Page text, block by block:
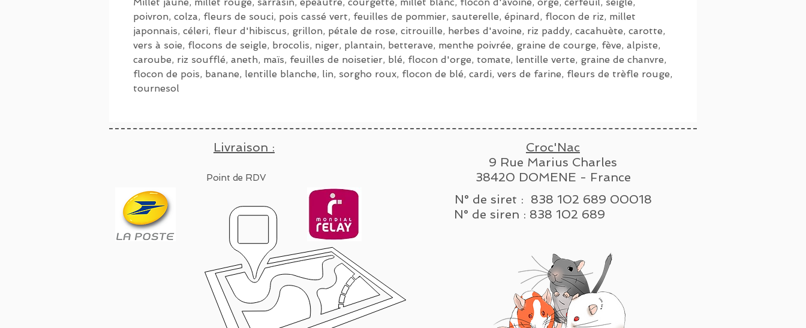
poivron, colza, fleurs de souci, pois cassé vert, feuilles de pommier, sauterelle, épinard, flocon de riz, millet
japonnais, céleri, fleur d'hibiscus, grillon, pétale de rose, citrouille, herbes d'avoine, riz paddy, cacahuète, carotte,
vers à soie, flocons de seigle, brocolis, niger, plantain, betterave, menthe poivrée, graine de courge, fève, alpiste,
caroube, riz soufflé, aneth, maïs, feuilles de noisetier, blé, flocon d'orge, tomate, lentille verte, graine de chanvre,
flocon de pois, banane, lentille blanche, lin, sorgho roux, flocon de blé, cardi, vers de farine, fleurs de trèfle rouge,
tournesol
Livraison :
Point de RDV
Croc'Nac
9 Rue Marius Charles
38420 DOMENE - France
N° de siret : 838 102 689 00018
N° de siren : 838 102 689